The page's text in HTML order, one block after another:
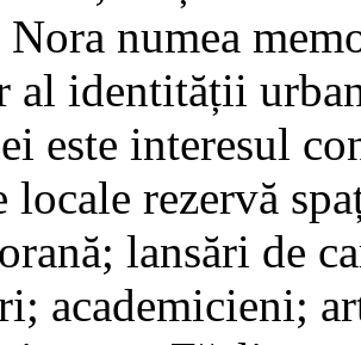
Nora numea
al identității
este interesul
locale rezervă
lansări de
academicieni;